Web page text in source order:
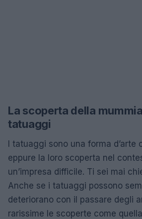
La scoperta della
tatuaggi
I tatuaggi sono una forma d’arte
eppure la loro scoperta nel
un’impresa difficile. Ti sei mai
Anche se i tatuaggi possono
deteriorano con il passare degli
rarissime le scoperte come